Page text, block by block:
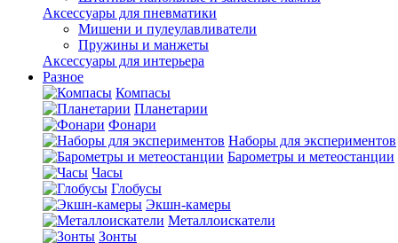
Аксессуары для пневматики
Мишени и пулеулавливатели
Пружины и манжеты
Аксессуары для интерьера
Разное
Компасы
Планетарии
Фонари
Наборы для экспериментов
Барометры и метеостанции
Часы
Глобусы
Экшн-камеры
Металлоискатели
Зонты